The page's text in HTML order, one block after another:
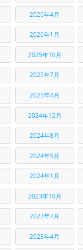
2026年4月
2026年1月
2025年10月
2025年7月
2025年4月
2024年12月
2024年8月
2024年5月
2024年1月
2023年10月
2023年7月
2023年4月